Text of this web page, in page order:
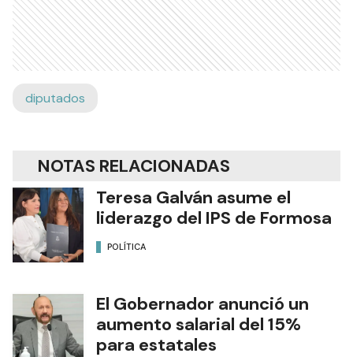
diputados
NOTAS RELACIONADAS
Teresa Galván asume el
liderazgo del IPS de Formosa
POLÍTICA
El Gobernador anunció un
aumento salarial del 15%
para estatales